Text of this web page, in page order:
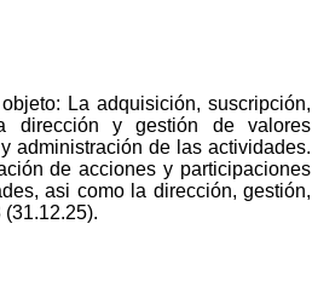
La adquisición, suscripción,
dirección y gestión de valores
administración de las actividades.
de acciones y participaciones
asi como la dirección, gestión,